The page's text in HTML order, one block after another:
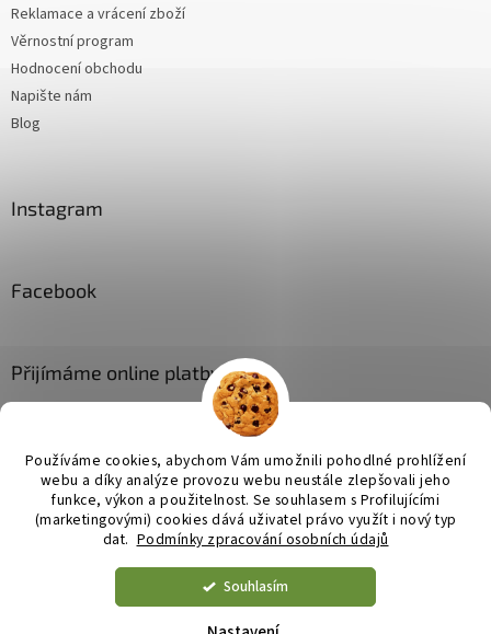
Používáme cookies, abychom Vám umožnili pohodlné prohlížení
webu a díky analýze provozu webu neustále zlepšovali jeho
funkce, výkon a použitelnost. Se souhlasem s Profilujícími
(marketingovými) cookies dává uživatel právo využít i nový typ
dat. Podmínky zpracování osobních údajů
Souhlasím
Reklamace a vrácení zboží
Věrnostní program
Hodnocení obchodu
Napište nám
Blog
Instagram
Facebook
Přijímáme online platby
Vytvořil Shoptet
JL bytové doplňky. Všechna práva vyhrazena.
Upravit nastavení cookies